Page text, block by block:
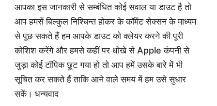
आपका इस जानकारी से सम्बंधित कोई सवाल या डाउट है तो
आप हमसें बिल्कुल निश्चिन्त होकर के कॉमेंट सेक्सन के माध्यम
से पूछ सकते हैं हम आपके डाउट को क्लेयर करने की पूरी
कोशिश करेंगे और हमसे कहीं पर धोखे से Apple कंपनी से
जुड़ा कोई टॉपिक छूट गया हो तो आप हमें उसके बारे में भी
सूचित कर सकते हैं ताकि आने वाले समय में हम उसे सुधार
सकें। धन्यवाद